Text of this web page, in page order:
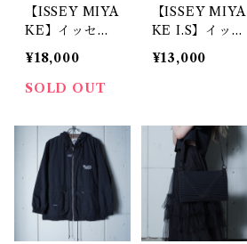
【ISSEY MIYA
KE】イッセイ
ミヤケhai spor
ting gear "AR
CHIVE" シワ
プリーツスカー
ト khaki
¥18,000
SOLD OUT
【ISSEY MIYA
KE I.S】イッセ
イミヤケ ARC
HIVE ケーブル
¥13,000